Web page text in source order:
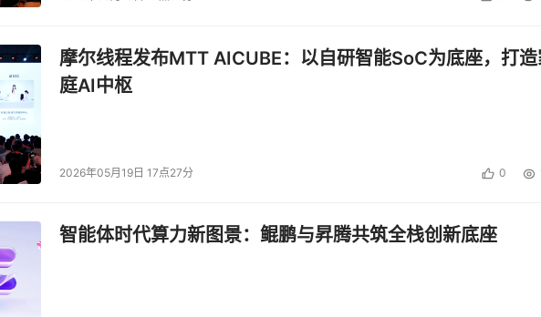
摩尔线程发布MTT AICUBE：以自研智能SoC为底座，打
庭AI中枢
2026年05月19日 17点27分 0
智能体时代算力新图景：鲲鹏与昇腾共筑全栈创新底座